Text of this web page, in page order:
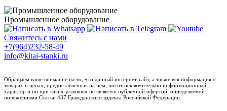
Промышленное оборудование
Свяжитесь с нами
+7(964)232-58-49
info@kitai-stanki.ru
Обращаем ваше внимание на то, что данный интернет-сайт, а также вся информация о
товарах и ценах, предоставленная на нём, носит исключительно информационный
характер и ни при каких условиях не является публичной офертой, определяемой
положениями Статьи 437 Гражданского кодекса Российской Федерации.